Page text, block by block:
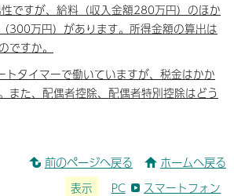
ですが、給料（収入金額280万円）のほか
300万円）があります。所得金額の算出は
ですか。
トタイマーで働いていますが、税金はかか
また、配偶者控除、配偶者特別控除はどう
前のページへ戻る ホームへ戻る
表示 PC スマートフォン